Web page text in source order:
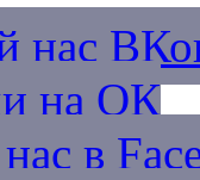
нас
на ОК
в